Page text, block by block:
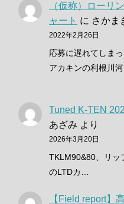
（仮称）ローリ
ャート に さかま
2022年2月26日
応募に遅れてしま
アカキンの利根川
Tuned K-TEN
あざみ より
2026年3月20日
TKLM90&80、リッ
のLTDカ…
【Field report】